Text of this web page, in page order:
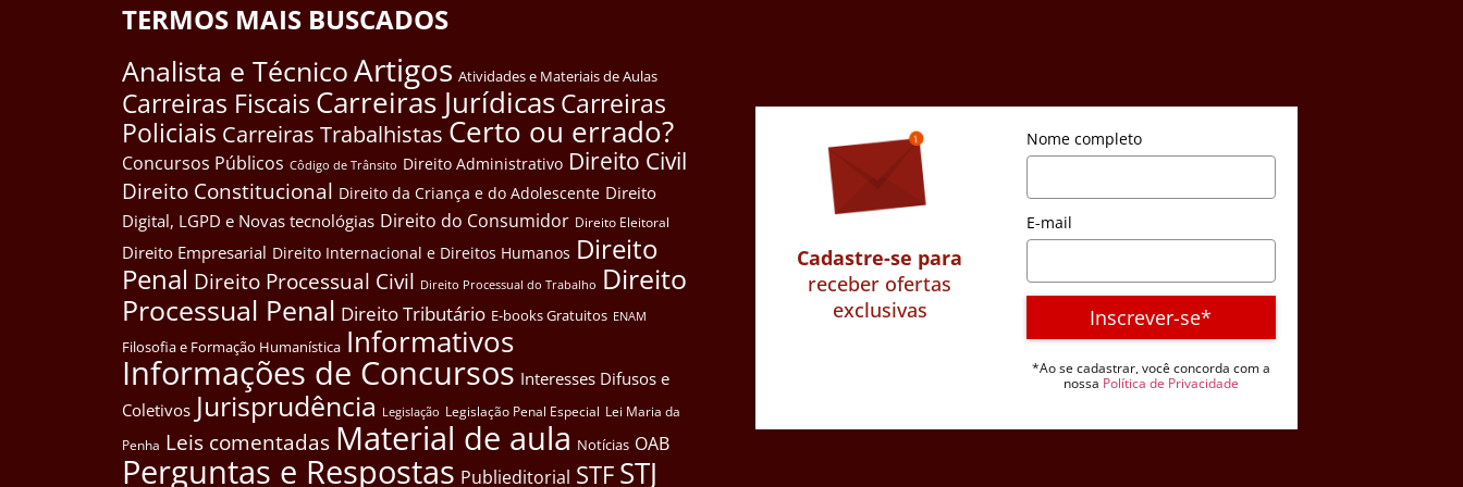
TERMOS MAIS BUSCADOS
Analista e TécnicoArtigos Atividades e Materiais de Aulas
Carreiras Fiscais Carreiras JurídicasCarreiras
Policiais Carreiras Trabalhistas Certo ou errado?
Concursos Públicos Côdigo de Trânsito Direito Administrativo Direito Civil
Direito Constitucional Direito da Criança e do Adolescente Direito
Digital, LGPD e Novas tecnológias Direito do Consumidor Direito Eleitoral
Direito Empresarial Direito Internacional e Direitos Humanos Direito
Penal Direito Processual Civil Direito Processual do Trabalho Direito
Processual Penal Direito Tributário E-books Gratuitos ENAM
Filosofia e Formação Humanística Informativos
Informações de Concursos Interesses Difusos e
Coletivos Jurisprudência Legislação Legislação Penal Especial Lei Maria da
Penha Leis comentadas Material de aula Notícias OAB
Perguntas e Respostas Publieditorial STFSTJ
Cadastre-se para
receber ofertas
exclusivas
Nome completo
E-mail
Inscrever-se*
*Ao se cadastrar, você concorda com a
nossa Política de Privacidade